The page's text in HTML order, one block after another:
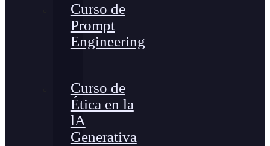
Curso de
Prompt
Engineering
Curso de
Ética en la
lA
Generativa